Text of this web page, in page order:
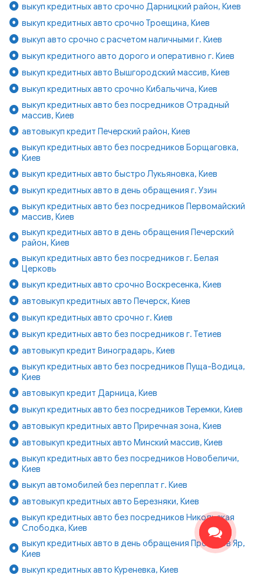
выкуп кредитных авто срочно Дарницкий район, Киев
выкуп кредитных авто срочно Троещина, Киев
выкуп авто срочно с расчетом наличными г. Киев
выкуп кредитного авто дорого и оперативно г. Киев
выкуп кредитных авто Вышгородский массив, Киев
выкуп кредитных авто срочно Кибальчича, Киев
выкуп кредитных авто без посредников Отрадный
массив, Киев
автовыкуп кредит Печерский район, Киев
выкуп кредитных авто без посредников Борщаговка,
Киев
выкуп кредитных авто быстро Лукьяновка, Киев
выкуп кредитных авто в день обращения г. Узин
выкуп кредитных авто без посредников Первомайский
массив, Киев
выкуп кредитных авто в день обращения Печерский
район, Киев
выкуп кредитных авто без посредников г. Белая
Церковь
выкуп кредитных авто срочно Воскресенка, Киев
автовыкуп кредитных авто Печерск, Киев
выкуп кредитных авто срочно г. Киев
выкуп кредитных авто без посредников г. Тетиев
автовыкуп кредит Виноградарь, Киев
выкуп кредитных авто без посредников Пуща-Водица,
Киев
автовыкуп кредит Дарница, Киев
выкуп кредитных авто без посредников Теремки, Киев
автовыкуп кредитных авто Приречная зона, Киев
автовыкуп кредитных авто Минский массив, Киев
выкуп кредитных авто без посредников Новобеличи,
Киев
выкуп автомобилей без переплат г. Киев
автовыкуп кредитных авто Березняки, Киев
выкуп кредитных авто без посредников Никольская
Слободка, Киев
выкуп кредитных авто в день обращения Протасов Яр,
Киев
выкуп кредитных авто Куреневка, Киев